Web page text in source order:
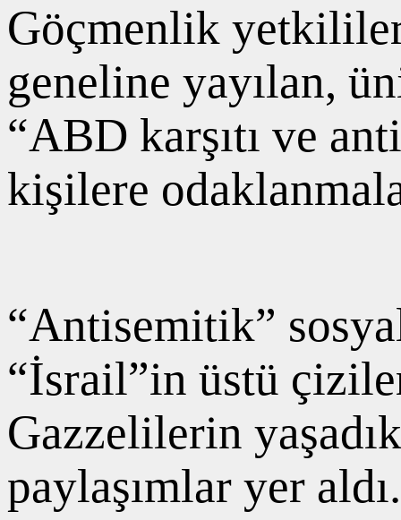
Göçmenlik
geneline yayılan,
“ABD karşıtı ve
kişilere
“Antisemitik”
“İsrail”in üstü
Gazzelilerin
paylaşımlar yer aldı.